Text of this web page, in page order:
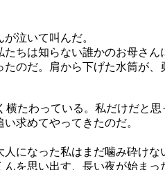
泣いて叫んだ。
ちは知らない誰かのお母さ
のだ。肩から下げた水筒が
たわっている。私だけだと
求めてやってきたのだ。
になった私はまだ噛み砕けな
を思い出す、長い夜が始まっ